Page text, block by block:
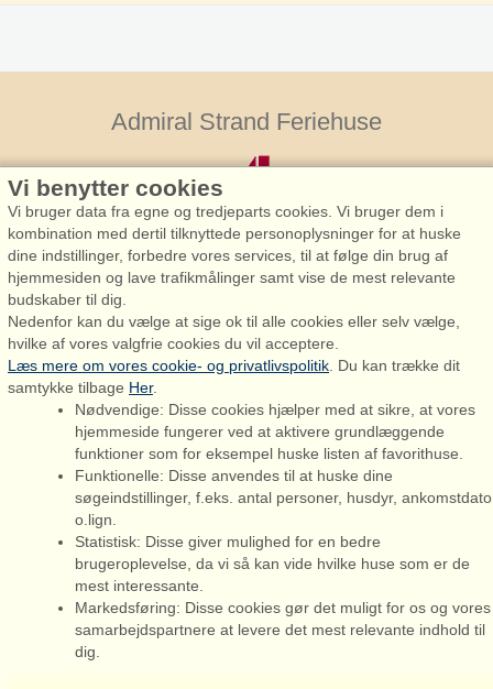
Admiral Strand Feriehuse
Houstrupvej 170, Lønne
6830 Nørre Nebel
+45 70 60 87 78
Admiral Strand Feriehuse ApS | CVR 27 23 39 10 |
Du er her: Jegum, Sydlige vestkyst, Sommerhus 60010, 6
Vi benytter cookies
Vi bruger data fra egne og tredjeparts cookies. Vi bruger dem i
kombination med dertil tilknyttede personoplysninger for at huske
dine indstillinger, forbedre vores services, til at følge din brug af
hjemmesiden og lave trafikmålinger samt vise de mest relevante
budskaber til dig.
Nedenfor kan du vælge at sige ok til alle cookies eller selv vælge,
hvilke af vores valgfrie cookies du vil acceptere.
Læs mere om vores cookie- og privatlivspolitik . Du kan trække dit
samtykke tilbage Her.
Nødvendige: Disse cookies hjælper med at sikre, at vores
hjemmeside fungerer ved at aktivere grundlæggende
funktioner som for eksempel huske listen af favorithuse.
Funktionelle: Disse anvendes til at huske dine
søgeindstillinger, f.eks. antal personer, husdyr, ankomstdato
o.lign.
Statistisk: Disse giver mulighed for en bedre
brugeroplevelse, da vi så kan vide hvilke huse som er de
mest interessante.
Markedsføring: Disse cookies gør det muligt for os og vores
samarbejdspartnere at levere det mest relevante indhold til
dig.